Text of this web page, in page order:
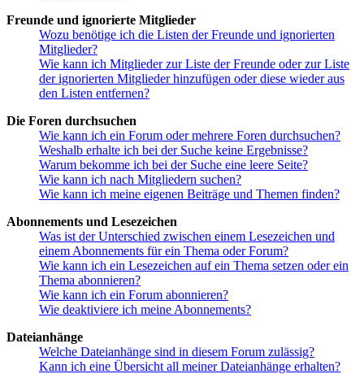
Freunde und ignorierte Mitglieder
Wozu benötige ich die Listen der Freunde und ignorierten
Mitglieder?
Wie kann ich Mitglieder zur Liste der Freunde oder zur Liste
der ignorierten Mitglieder hinzufügen oder diese wieder aus
den Listen entfernen?
Die Foren durchsuchen
Wie kann ich ein Forum oder mehrere Foren durchsuchen?
Weshalb erhalte ich bei der Suche keine Ergebnisse?
Warum bekomme ich bei der Suche eine leere Seite?
Wie kann ich nach Mitgliedern suchen?
Wie kann ich meine eigenen Beiträge und Themen finden?
Abonnements und Lesezeichen
Was ist der Unterschied zwischen einem Lesezeichen und
einem Abonnements für ein Thema oder Forum?
Wie kann ich ein Lesezeichen auf ein Thema setzen oder ein
Thema abonnieren?
Wie kann ich ein Forum abonnieren?
Wie deaktiviere ich meine Abonnements?
Dateianhänge
Welche Dateianhänge sind in diesem Forum zulässig?
Kann ich eine Übersicht all meiner Dateianhänge erhalten?